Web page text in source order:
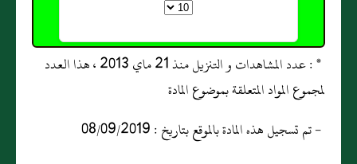
* : عدد المشاهدات و التنزيل منذ 21 ماي 2013 ، هذا العدد
لمجموع المواد المتعلقة بموضوع المادة
- تم تسجيل هذه المادة بالموقع بتاريخ : 08/09/2019